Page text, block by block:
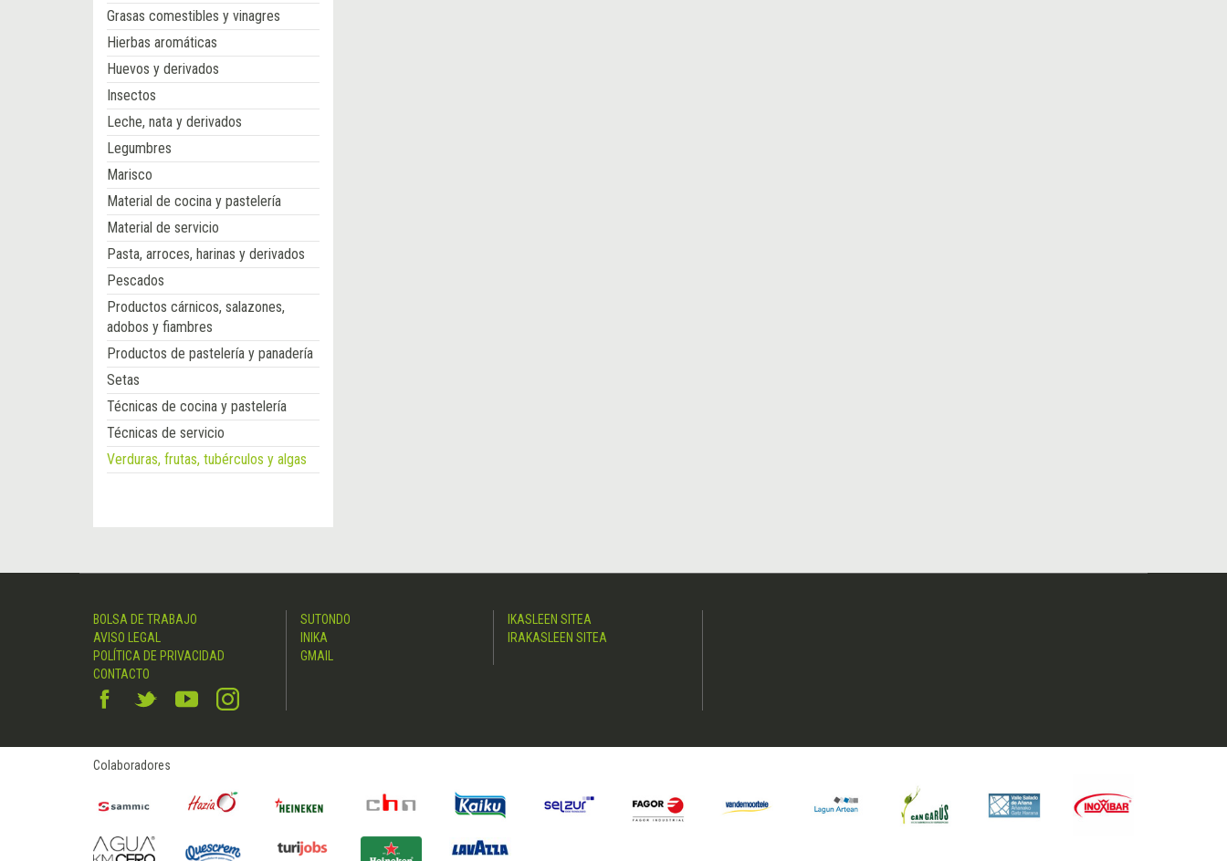
Grasas comestibles y vinagres
Hierbas aromáticas
Huevos y derivados
Insectos
Leche, nata y derivados
Legumbres
Marisco
Material de cocina y pastelería
Material de servicio
Pasta, arroces, harinas y derivados
Pescados
Productos cárnicos, salazones,
adobos y fiambres
Productos de pastelería y panadería
Setas
Técnicas de cocina y pastelería
Técnicas de servicio
Verduras, frutas, tubérculos y algas
BOLSA DE TRABAJO
AVISO LEGAL
POLÍTICA DE PRIVACIDAD
CONTACTO
SUTONDO
INIKA
GMAIL
IKASLEEN SITEA
IRAKASLEEN SITEA
Colaboradores